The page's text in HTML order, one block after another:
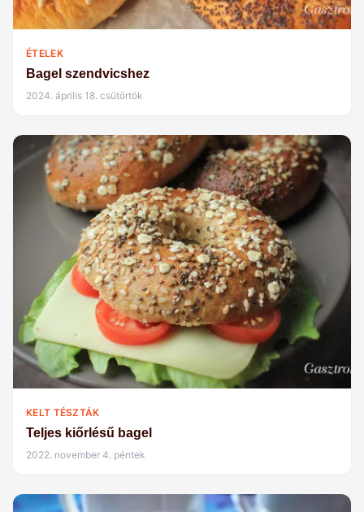
ÉTELEK
Bagel szendvicshez
2024. április 18. csütörtök
KELT TÉSZTÁK
Teljes kiőrlésű bagel
2022. november 4. péntek